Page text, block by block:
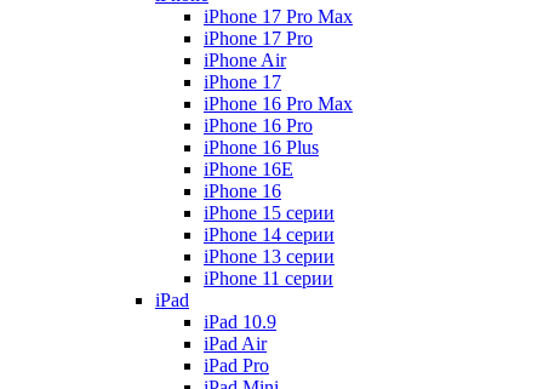
iPhone 17 Pro Max
iPhone 17 Pro
iPhone Air
iPhone 17
iPhone 16 Pro Max
iPhone 16 Pro
iPhone 16 Plus
iPhone 16E
iPhone 16
iPhone 15 серии
iPhone 14 серии
iPhone 13 серии
iPhone 11 серии
iPad
iPad 10.9
iPad Air
iPad Pro